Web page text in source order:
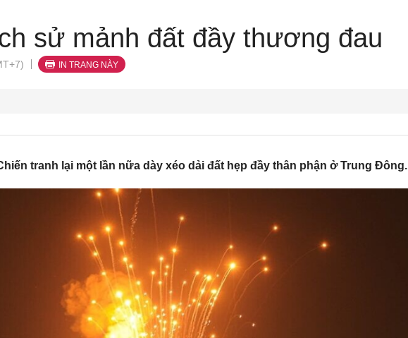
sử mảnh đất đầy thương đau
IN TRANG NÀY
tranh lại một lần nữa dày xéo dải đất hẹp đầy thân phận ở Trung Đông.